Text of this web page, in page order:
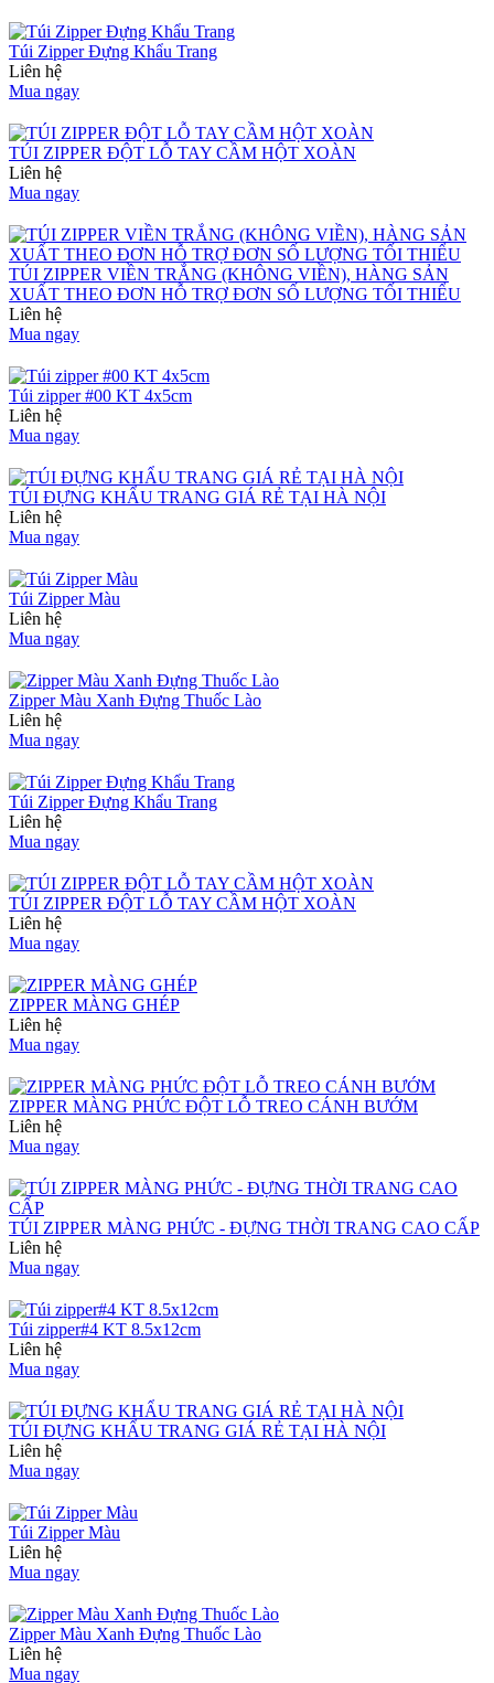
Túi Zipper Đựng Khẩu Trang
Liên hệ
Mua ngay
TÚI ZIPPER ĐỘT LỖ TAY CẦM HỘT XOÀN
Liên hệ
Mua ngay
TÚI ZIPPER VIỀN TRẮNG (KHÔNG VIỀN), HÀNG SẢN
XUẤT THEO ĐƠN HỖ TRỢ ĐƠN SỐ LƯỢNG TỐI THIỂU
Liên hệ
Mua ngay
Túi zipper #00 KT 4x5cm
Liên hệ
Mua ngay
TÚI ĐỰNG KHẨU TRANG GIÁ RẺ TẠI HÀ NỘI
Liên hệ
Mua ngay
Túi Zipper Màu
Liên hệ
Mua ngay
Zipper Màu Xanh Đựng Thuốc Lào
Liên hệ
Mua ngay
Túi Zipper Đựng Khẩu Trang
Liên hệ
Mua ngay
TÚI ZIPPER ĐỘT LỖ TAY CẦM HỘT XOÀN
Liên hệ
Mua ngay
ZIPPER MÀNG GHÉP
Liên hệ
Mua ngay
ZIPPER MÀNG PHỨC ĐỘT LỖ TREO CÁNH BƯỚM
Liên hệ
Mua ngay
TÚI ZIPPER MÀNG PHỨC - ĐỰNG THỜI TRANG CAO CẤP
Liên hệ
Mua ngay
Túi zipper#4 KT 8.5x12cm
Liên hệ
Mua ngay
TÚI ĐỰNG KHẨU TRANG GIÁ RẺ TẠI HÀ NỘI
Liên hệ
Mua ngay
Túi Zipper Màu
Liên hệ
Mua ngay
Zipper Màu Xanh Đựng Thuốc Lào
Liên hệ
Mua ngay